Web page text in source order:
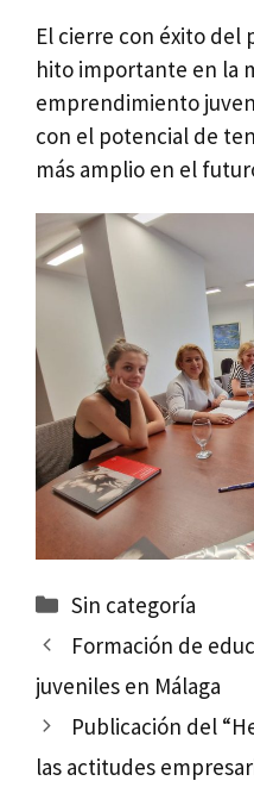
El cierre con éxito del
hito importante en la
emprendimiento
con el potencial de
más amplio en el
Categorías
Sin categoría
Formación de
juveniles en Málaga
Publicación del
las actitudes